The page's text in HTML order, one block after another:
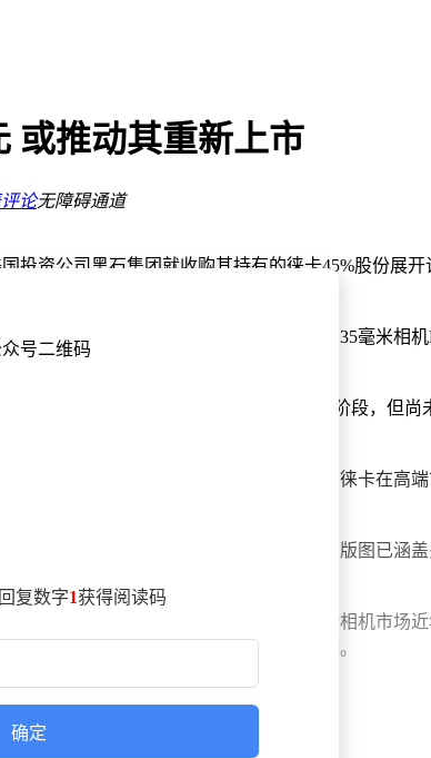
或推动其重新上市
论无障碍通道
资公司黑石集团就收购其持有的徕卡45%股份展
微镜制造闻名，1925年推出的首款量产35毫米相
以精湛工艺和光学性能著称。
露，红杉资本与黑石的谈判已进入实质阶段，但
后，已12年未在公开市场交易。
毕竟作为拥有近百年历史的消费品牌，徕卡在高
加码全球消费与高端制造领域，其投资版图已涵
外部资本介入提供了机会。不过，高端相机市场
企业注入新活力，尚需观察后续战略调整。
复数字1获得阅读码
确定